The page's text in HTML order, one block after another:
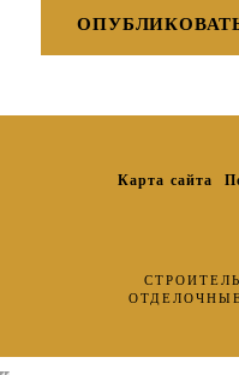
Карта сайта